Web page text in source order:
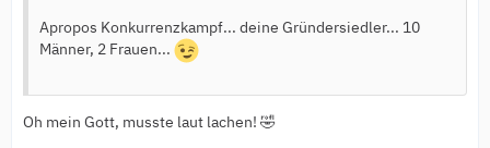
Apropos Konkurrenzkampf... deine Gründersiedler... 10
Männer, 2 Frauen...
Oh mein Gott, musste laut lachen! 🤣